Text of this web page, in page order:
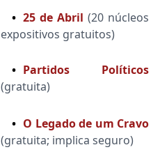
25 de Abril (20 núcleos
expositivos gratuitos)
Partidos Políticos
(gratuita)
O Legado de um Cravo
(gratuita; implica seguro)